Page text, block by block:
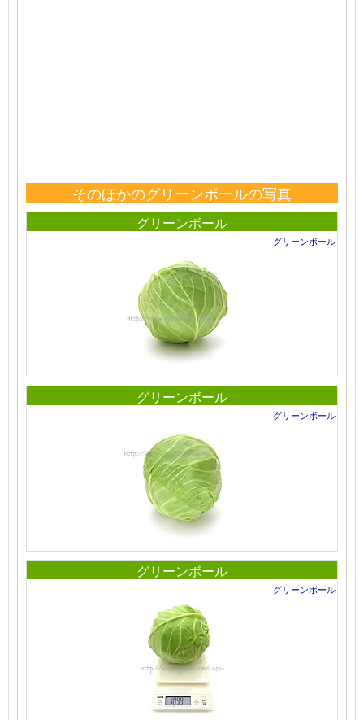
そのほかのグリーンボールの写真
グリーンボール
グリーンボール
グリーンボール
グリーンボール
グリーンボール
グリーンボール